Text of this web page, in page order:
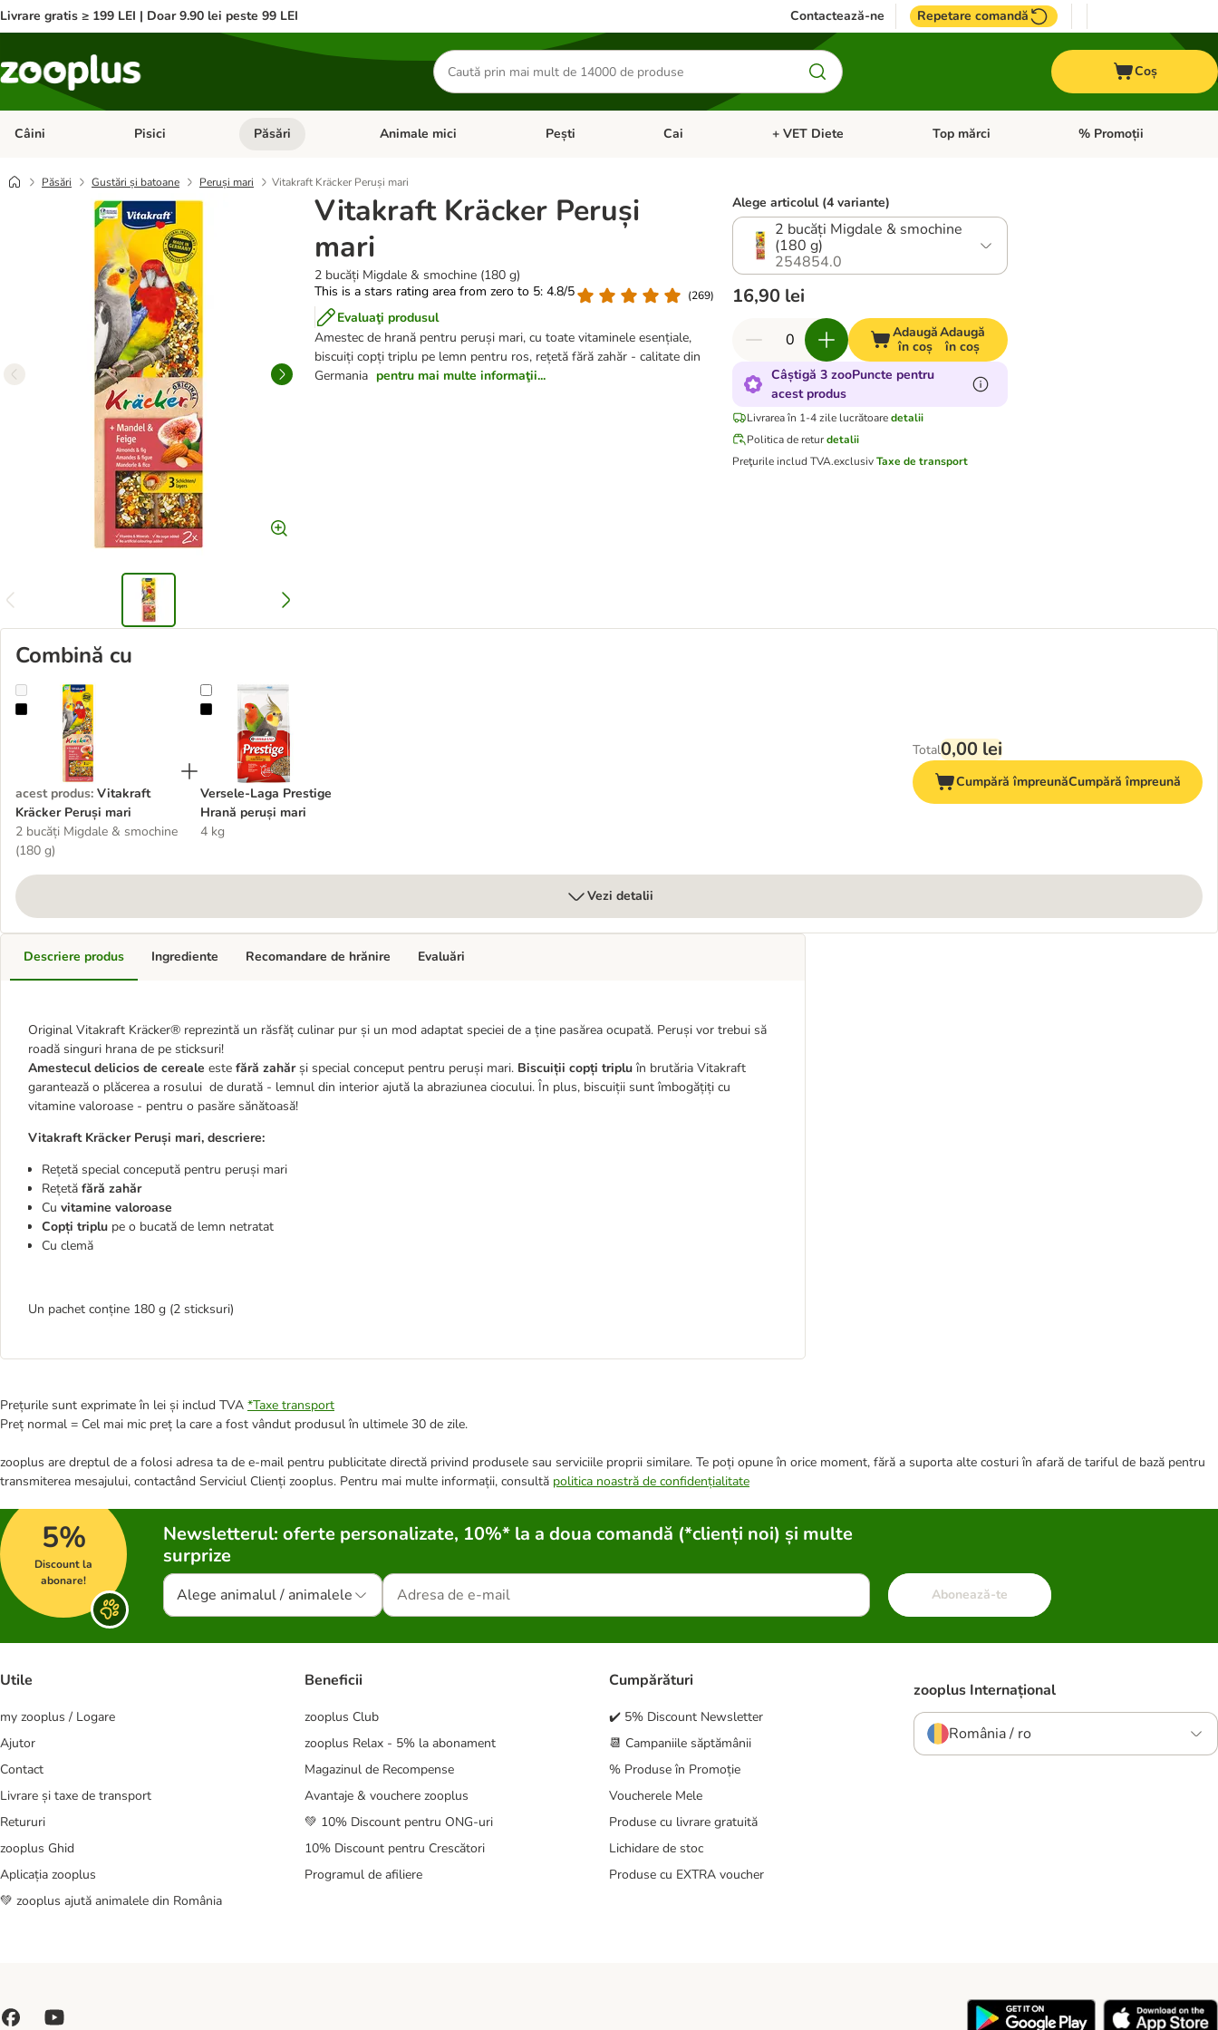
Livrare gratis ≥ 199 LEI | Doar 9.90 lei peste 99 LEI Contactează-ne Repetare comandă
Căutare
produse
Coș
Câini Deschideți meniul cu categorii: Câini
Pisici Deschideți meniul cu categorii: Pisici
Păsări Deschideți meniul cu categorii: Păsări
Animale mici Deschideți meniul cu categorii: Animale mici
Pești Deschideți meniul cu categorii: Pești
Cai Deschideți meniul cu categorii: Cai
+ VET Diete Deschideți meniul cu categorii: + VET Diete
Top mărci Deschideți meniul cu
% Promoții
Păsări Gustări și batoane Peruși mari Vitakraft Kräcker Peruși mari
Vitakraft Kräcker Peruși
mari
2 bucăți Migdale & smochine (180 g)
This is a stars rating area from zero to 5: 4.8/5
(269)
Evaluaţi produsul
Amestec de hrană pentru peruși mari, cu toate vitaminele esențiale,
biscuiți copți triplu pe lemn pentru ros, rețetă fără zahăr - calitate din
Germania pentru mai multe informaţii...
Alege articolul (4 variante)
2 bucăți Migdale & smochine
(180 g)
254854.0
16,90 lei
Adaugă
în coș
Adaugă
în coș
Câștigă 3 zooPuncte pentru
acest produs
Livrarea în 1-4 zile lucrătoare detalii
Politica de retur detalii
Preţurile includ TVA.exclusivTaxe de transport
Combină cu
Vitakraft Kräcker Peruși mari
acest produs: Vitakraft
Kräcker Peruși mari
2 bucăți Migdale & smochine
(180 g)
Versele-Laga Prestige Hrană peruși mari
Versele-Laga Prestige
Hrană peruși mari
4 kg
Total0,00 lei
Cumpără împreunăCumpără împreună
Vezi detalii
Descriere produs
Original Vitakraft Kräcker® reprezintă un răsfăț culinar pur și un mod adaptat speciei de a ține pasărea ocupată. Peruși vor trebui să
roadă singuri hrana de pe sticksuri!
Amestecul delicios de cereale este fără zahăr și special conceput pentru peruși mari. Biscuiții copți triplu în brutăria Vitakraft
garantează o plăcerea a rosului de durată - lemnul din interior ajută la abraziunea ciocului. În plus, biscuiții sunt îmbogățiți cu
vitamine valoroase - pentru o pasăre sănătoasă!
Vitakraft Kräcker Peruși mari, descriere:
Rețetă special concepută pentru peruși mari
Rețetă fără zahăr
Cu vitamine valoroase
Copți triplu pe o bucată de lemn netratat
Cu clemă
Un pachet conține 180 g (2 sticksuri)
Ingrediente Recomandare de hrănire Evaluări
Prețurile sunt exprimate în lei și includ TVA *Taxe transport
Preț normal = Cel mai mic preț la care a fost vândut produsul în ultimele 30 de zile.
zooplus are dreptul de a folosi adresa ta de e-mail pentru publicitate directă privind produsele sau serviciile proprii similare. Te poți opune în orice moment, fără a suporta alte costuri în afară de tariful de bază pentru
transmiterea mesajului, contactând Serviciul Clienți zooplus. Pentru mai multe informații, consultă politica noastră de confidențialitate
5%
Discount la
abonare!
Newsletterul: oferte personalizate, 10%* la a doua comandă (*clienți noi) și multe
surprize
Alege animalul / animalele Abonează-te
Utile
my zooplus / Logare
Ajutor
Contact
Livrare și taxe de transport
Retururi
zooplus Ghid
Aplicația zooplus
💚 zooplus ajută animalele din România
Beneficii
zooplus Club
zooplus Relax - 5% la abonament
Magazinul de Recompense
Avantaje & vouchere zooplus
💚 10% Discount pentru ONG-uri
10% Discount pentru Crescători
Programul de afiliere
Cumpărături
✔️ 5% Discount Newsletter
📆 Campaniile săptămânii
% Produse în Promoție
Voucherele Mele
Produse cu livrare gratuită
Lichidare de stoc
Produse cu EXTRA voucher
zooplus Internațional
România / ro